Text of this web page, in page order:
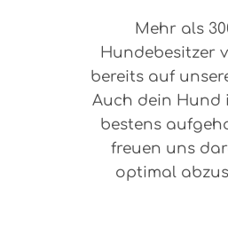
Mehr als
Hundebesitzer
bereits auf
Auch dein Hund
bestens
freuen uns
optimal